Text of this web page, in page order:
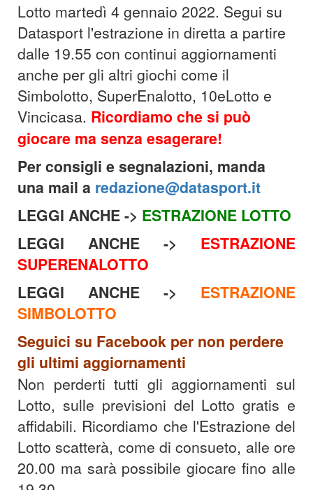
Lotto martedì 4 gennaio 2022. Segui su
Datasport l'estrazione in diretta a partire
dalle 19.55 con continui aggiornamenti
anche per gli altri giochi come il
Simbolotto, SuperEnalotto, 10eLotto e
Vincicasa. Ricordiamo che si può
giocare ma senza esagerare!
Per consigli e segnalazioni, manda
una mail a redazione@datasport.it
LEGGI ANCHE -> ESTRAZIONE LOTTO
LEGGI ANCHE -> ESTRAZIONE
SUPERENALOTTO
LEGGI ANCHE -> ESTRAZIONE
SIMBOLOTTO
Seguici su Facebook per non perdere
gli ultimi aggiornamenti
Non perderti tutti gli aggiornamenti sul
Lotto, sulle previsioni del Lotto gratis e
affidabili. Ricordiamo che l'Estrazione del
Lotto scatterà, come di consueto, alle ore
20.00 ma sarà possibile giocare fino alle